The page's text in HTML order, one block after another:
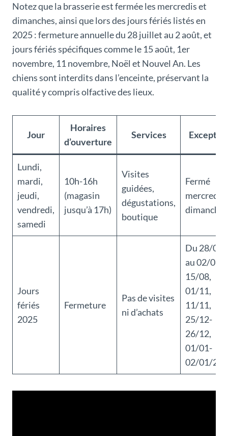
Notez que la brasserie est fermée les mercredis et
dimanches, ainsi que lors des jours fériés listés en
2025 : fermeture annuelle du 28 juillet au 2 août, et
jours fériés spécifiques comme le 15 août, 1er
novembre, 11 novembre, Noël et Nouvel An. Les
chiens sont interdits dans l’enceinte, préservant la
qualité y compris olfactive des lieux.
Jour
Horaires
d’ouverture
Services
Lundi,
mardi,
jeudi,
vendredi,
samedi
10h-16h
(magasin
jusqu’à 17h)
Visites
guidées,
dégustations,
boutique
Fermé
mercredi,
dimanche
Jours
fériés
2025
Fermeture
Pas de visites
ni d’achats
Du 28/07
au 02/08,
15/08,
01/11,
11/11,
25/12-
26/12,
01/01-
02/01/